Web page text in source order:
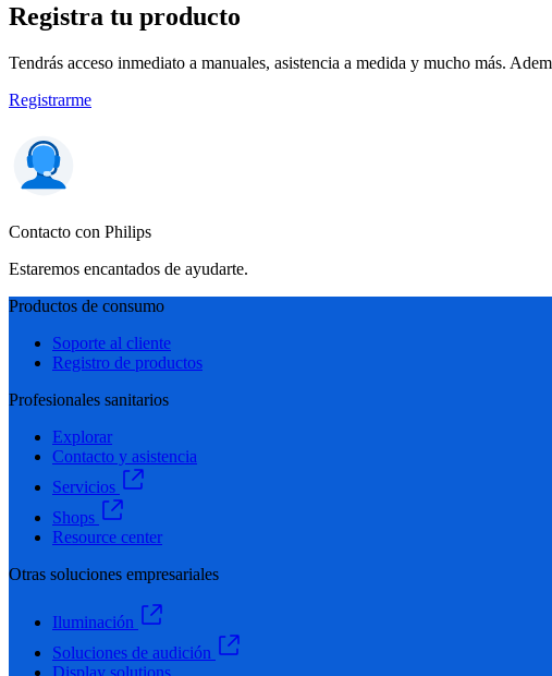
Registra tu producto
Tendrás acceso inmediato a manuales, asistencia a medida y mucho más.
Registrarme
Contacto con Philips
Estaremos encantados de ayudarte.
Productos de consumo
Soporte al cliente
Registro de productos
Profesionales sanitarios
Explorar
Contacto y asistencia
Servicios
Shops
Resource center
Otras soluciones empresariales
Iluminación
Soluciones de audición
Display solutions